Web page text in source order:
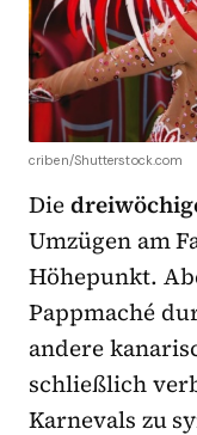
criben/Shutterstock.com
Die
Umzügen am
Höhepunkt.
Pappmaché
andere
schließlich
Karnevals zu